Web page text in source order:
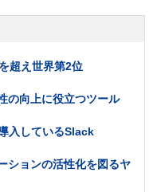
超え世界第2位
の向上に役立つツール
入しているSlack
ションの活性化を図るヤ